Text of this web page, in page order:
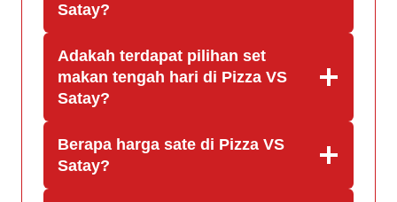
Satay?
Adakah terdapat pilihan set
makan tengah hari di Pizza VS
Satay?
Berapa harga sate di Pizza VS
Satay?